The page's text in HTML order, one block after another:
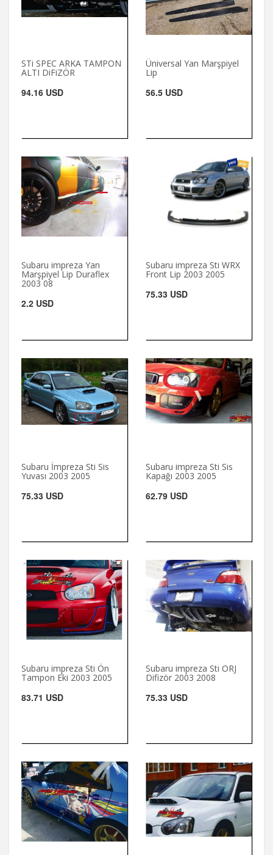
STi SPEC ARKA TAMPON
ALTI DiFiZÖR
94.16 USD
Üniversal Yan Marşpiyel
Lip
56.5 USD
Subaru impreza Yan
Marşpiyel Lip Duraflex
2003 08
2.2 USD
Subaru impreza Sti WRX
Front Lip 2003 2005
75.33 USD
Subaru İmpreza Sti Sis
Yuvası 2003 2005
75.33 USD
Subaru impreza Sti Sis
Kapağı 2003 2005
62.79 USD
Subaru impreza Sti Ön
Tampon Eki 2003 2005
83.71 USD
Subaru impreza Sti ORJ
Difizör 2003 2008
75.33 USD